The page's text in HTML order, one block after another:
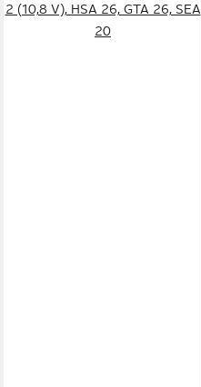
2 (10,8 V), HSA 26, GTA 26, SEA
20